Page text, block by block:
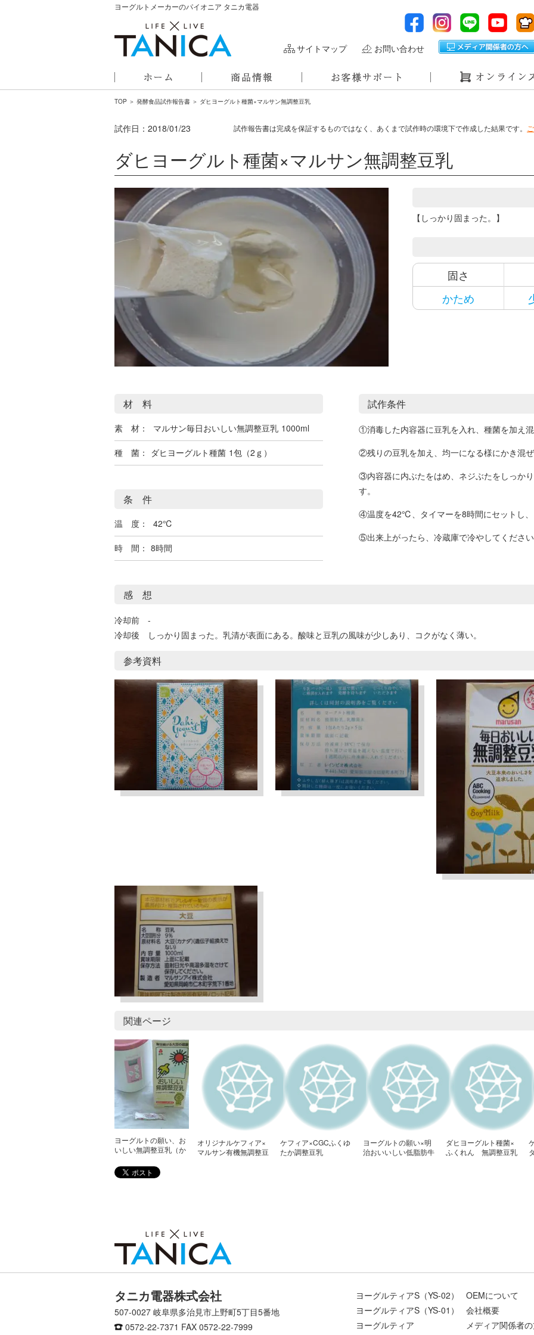
ヨーグルトメーカーのパイオニア タニカ電器
サイトマップ お問い合わせ
TOP ＞ 発酵食品試作報告書 ＞ ダヒヨーグルト種菌×マルサン無調整豆乳
試作報告書は完成を保証するものではなく、あくまで試作時の環境下で作成した結果です。
試作日： 2018/01/23
ダヒヨーグルト種菌×マルサン無調整豆乳
【しっかり固まった。】
固さ
かため
材 料
素 材： マルサン毎日おいしい無調整豆乳 1000ml
種 菌： ダヒヨーグルト種菌 1包（2ｇ）
条 件
温 度： 42℃
時 間： 8時間
試作条件
①消毒した内容器に豆乳を入れ、種菌を加え
②残りの豆乳を加え、均一になる様にかき混
③内容器に内ぶたをはめ、ネジぶたをしっか
す。
④温度を42℃、タイマーを8時間にセットし
⑤出来上がったら、冷蔵庫で冷やしてくださ
感 想
冷却前 -
冷却後 しっかり固まった。乳清が表面にある。酸味と豆乳の風味が少しあり、コクがなく薄い。
参考資料
関連ページ
ヨーグルトの願い、お
いしい無調整豆乳（か
オリジナルケフィア×
マルサン有機無調整豆
ケフィア×CGCふくゆ
たか調整豆乳
ヨーグルトの願い×明
治おいいしい低脂肪牛
ダヒヨーグルト種菌×
ふくれん 無調整豆乳
タニカ電器株式会社
507-0027 岐阜県多治見市上野町5丁目5番地
0572-22-7371 FAX 0572-22-7999
ヨーグルティアS（YS-02）
ヨーグルティアS（YS-01）
ヨーグルティア
OEMについて
会社概要
メディア関係者